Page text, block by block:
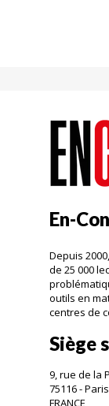
En-
Depuis
de 25 000
outils en
centres de
Siège
9, rue de la
75116 - Paris
FRANCE